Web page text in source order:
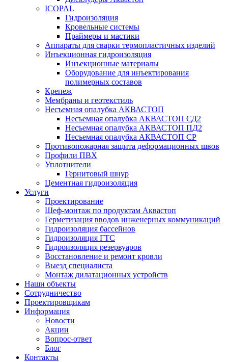
ICOPAL
Гидроизоляция
Кровельные системы
Праймеры и мастики
Аппараты для сварки термопластичных изделий
Инъекционная гидроизоляция
Инъекционные материалы
Оборудование для инъектирования
полимерных составов
Крепеж
Мембраны и геотекстиль
Несъемная опалубка АКВАСТОП
Несъемная опалубка АКВАСТОП СД2
Несъемная опалубка АКВАСТОП ПД2
Несъемная опалубка АКВАСТОП СР
Противопожарная защита деформационных швов
Профили ПВХ
Уплотнители
Гернитовый шнур
Цементная гидроизоляция
Услуги
Проектирование
Шеф-монтаж по продуктам Аквастоп
Герметизация вводов инженерных коммуникаций
Гидроизоляция бассейнов
Гидроизоляция ГТС
Гидроизоляция резервуаров
Восстановление и ремонт кровли
Выезд специалиста
Монтаж дилатационных устройств
Наши объекты
Сотрудничество
Проектировщикам
Информация
Новости
Акции
Вопрос-ответ
Блог
Контакты